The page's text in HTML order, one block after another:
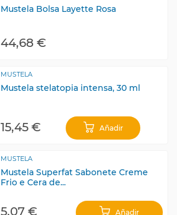
Mustela Bolsa Layette Rosa
44,68 €
MUSTELA
Mustela stelatopia intensa, 30 ml
15,45 € Añadir
MUSTELA
Mustela Superfat Sabonete Creme
Frio e Cera de...
5,07 € Añadir